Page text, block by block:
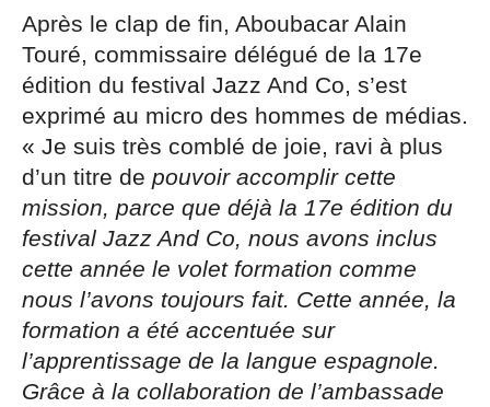
Après le clap de fin, Aboubacar Alain
Touré, commissaire délégué de la 17e
édition du festival Jazz And Co, s’est
exprimé au micro des hommes de médias.
« Je suis très comblé de joie, ravi à plus
d’un titre de pouvoir accomplir cette
mission, parce que déjà la 17e édition du
festival Jazz And Co, nous avons inclus
cette année le volet formation comme
nous l’avons toujours fait. Cette année, la
formation a été accentuée sur
l’apprentissage de la langue espagnole.
Grâce à la collaboration de l’ambassade